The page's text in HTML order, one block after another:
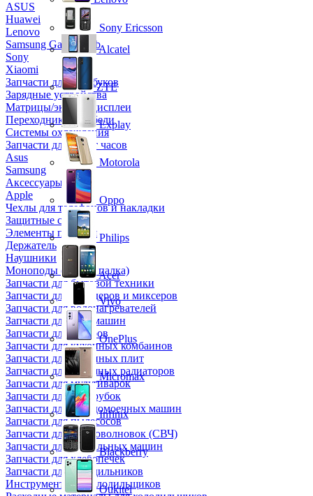
ASUS
Huawei
Lenovo
Samsung Galaxy Tab
Sony
Xiaomi
Запчасти для ноутбуков
Зарядные устройства
Матрицы/экраны/дисплеи
Переходники и кабели
Системы охлаждения
Запчасти для смарт часов
Asus
Samsung
Аксессуары
Apple
Чехлы для телефонов и накладки
Защитные стекла
Элементы питания
Держатель
Наушники
Моноподы (Селфи палка)
Запчасти для бытовой техники
Запчасти для блендеров и миксеров
Запчасти для водонагревателей
Запчасти для кофемашин
Запчасти для кулеров
Запчасти для кухонных комбаинов
Запчасти для кухонных плит
Запчасти для масляных радиаторов
Запчасти для мультиварок
Запчасти для мясорубок
Запчасти для посудомоечных машин
Запчасти для пылесосов
Запчасти для микроволновок (СВЧ)
Запчасти для стиральных машин
Запчасти для хлебопечек
Запчасти для холодильников
Инструмент для холодильщиков
Sony Ericsson
Alcatel
ZTE
Explay
Motorola
Oppo
Philips
Acer
Vivo
OnePlus
Micromax
Infinix
Blackberry
Oukitel